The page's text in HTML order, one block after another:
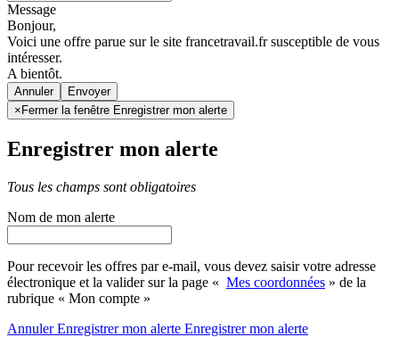
Message
Bonjour,
Voici une offre parue sur le site francetravail.fr susceptible de vous
intéresser.
A bientôt.
Annuler
× Fermer la fenêtre Enregistrer mon alerte
Enregistrer mon alerte
Tous les champs sont obligatoires
Nom de mon alerte
Pour recevoir les offres par e-mail, vous devez saisir votre adresse
électronique et la valider sur la page « Mes coordonnées » de la
rubrique « Mon compte »
AnnulerEnregistrer mon alerte Enregistrermon alerte